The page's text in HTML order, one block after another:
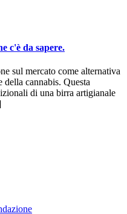
c'è da sapere.
sul mercato come alternativa
cannabis. Questa
di una birra artigianale